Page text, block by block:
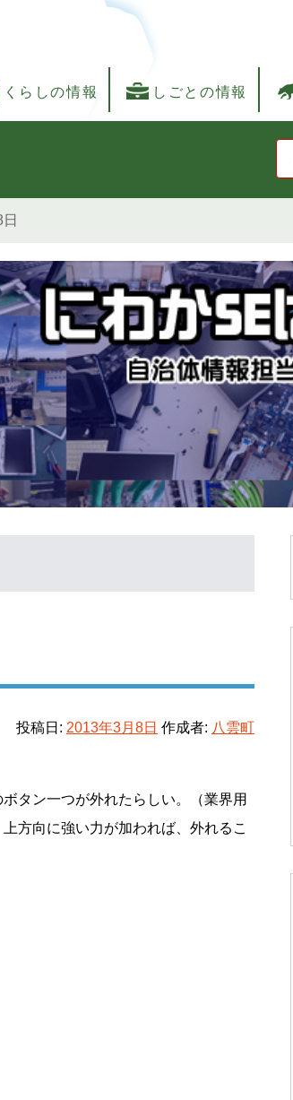
くらしの情報 しごとの情報
投稿日: 2013年3月8日 作成者: 八雲町
タン一つが外れたらしい。（業界用
方向に強い力が加われば、外れるこ